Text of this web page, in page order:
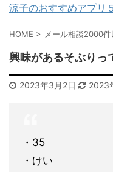
涼子のおすすめアプリ
HOME > メール相談2000件
興味があるそぶりっ
2023年3月2日 2023
・35
・けい